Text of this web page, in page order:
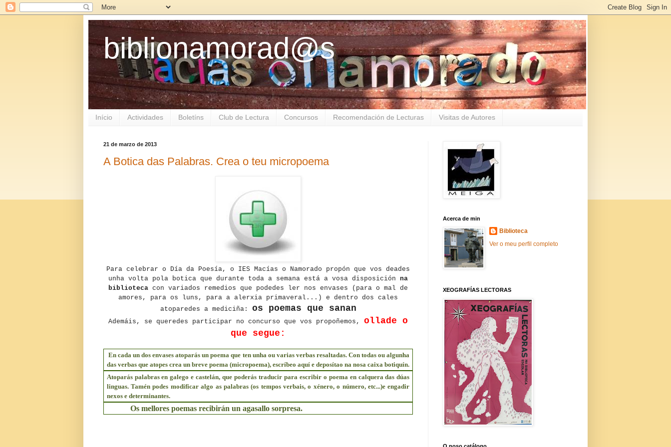
biblionamorad@s
Início Actividades Boletíns Club de Lectura Concursos Recomendación de Lecturas Visitas de Autores
21 de marzo de 2013
A Botica das Palabras. Crea o teu micropoema
Para celebrar o Día da Poesía, o IES Macías o Namorado propón que vos deades
unha volta pola botica que durante toda a semana está a vosa disposición na
biblioteca con variados remedios que podedes ler nos envases (para o mal de
amores, para os luns, para a alerxia primaveral...) e dentro dos cales
atoparedes a mediciña:
os poemas que sanan
Ademáis, se queredes participar no concurso que vos propoñemos, ollade o
que segue:
En cada un dos envases atoparás un poema que ten unha ou varias verbas resaltadas. Con todas ou algunha
das verbas que atopes crea un breve poema (micropoema), escríbeo aquí e deposítao na nosa caixa botiquín.
Atoparás palabras en galego e castelán, que poderás traducir para escribir o poema en calquera das dúas
linguas. Tamén podes modificar algo as palabras (os tempos verbais, o xénero, o número, etc...)e engadir
nexos e determinantes.
Os mellores poemas recibirán un agasallo sorpresa.
Acerca de min
Biblioteca
Ver o meu perfil completo
XEOGRAFÍAS LECTORAS